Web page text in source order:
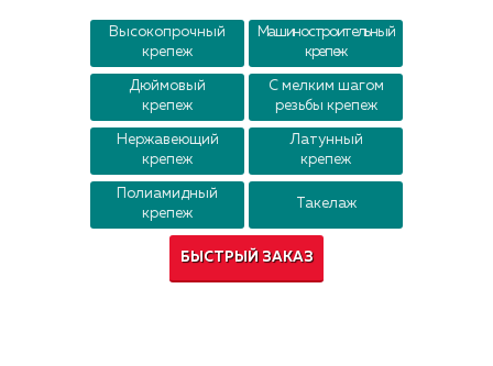
Высокопрочный
крепеж
Машиностроительный
крепеж
Дюймовый
крепеж
С мелким шагом
резьбы крепеж
Нержавеющий
крепеж
Латунный
крепеж
Полиамидный
крепеж
Такелаж
БЫСТРЫЙ ЗАКАЗ